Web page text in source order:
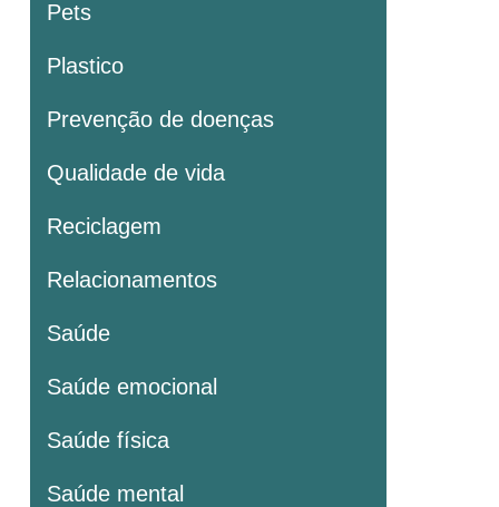
Pets
Plastico
Prevenção de doenças
Qualidade de vida
Reciclagem
Relacionamentos
Saúde
Saúde emocional
Saúde física
Saúde mental